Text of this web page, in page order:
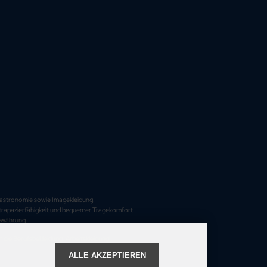
sowie Imagekleidung.
und bequemer Tragekomfort.
ALLE AKZEPTIEREN